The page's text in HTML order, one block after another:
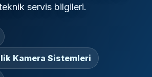
servis bilgileri.
Kamera Sistemleri